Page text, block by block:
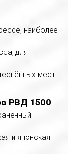
наиболее
для
мест
РВД 1500
и японская